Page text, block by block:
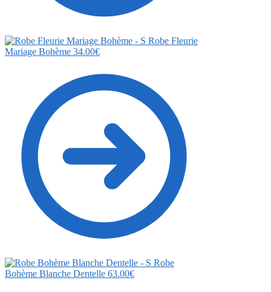
Robe Fleurie
Mariage Bohème 34.00€
Robe
Bohème Blanche Dentelle 63.00€